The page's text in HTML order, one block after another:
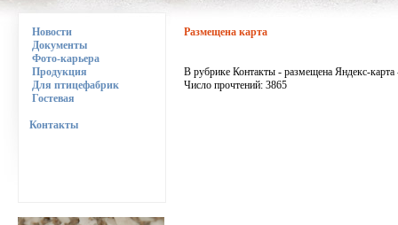
Новости
Документы
Фото-карьера
Продукция
Для птицефабрик
Гостевая
Контакты
Размещена карта
В рубрике Контакты - размещена Яндекс-
Число прочтений: 3865